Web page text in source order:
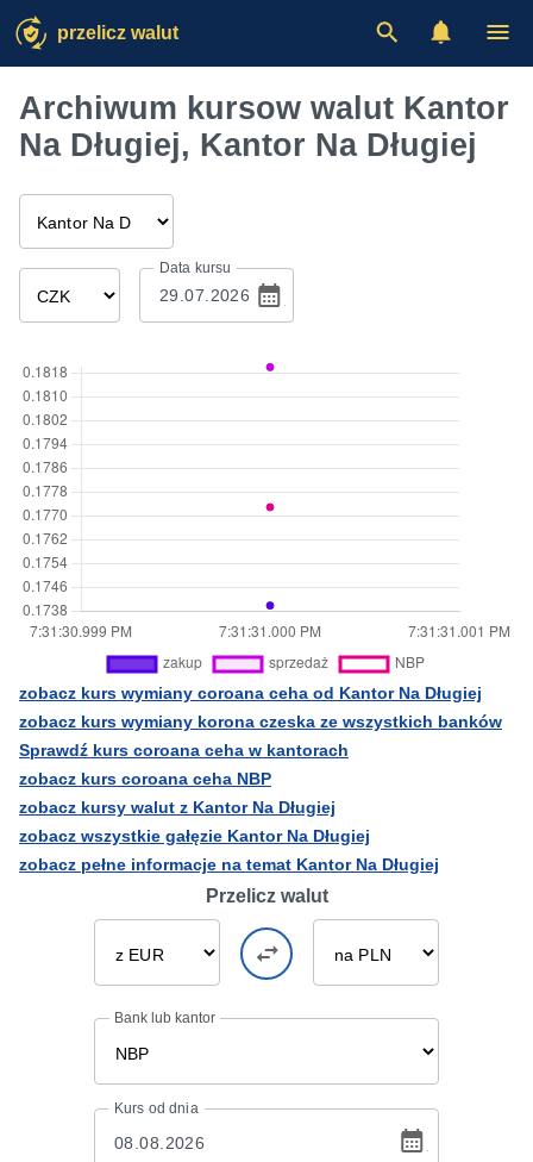
przelicz walut
Archiwum kursow walut Kantor
Na Długiej, Kantor Na Długiej
Data kursu
zobacz kurs wymiany coroana ceha od Kantor Na Długiej
zobacz kurs wymiany korona czeska ze wszystkich banków
Sprawdź kurs coroana ceha w kantorach
zobacz kurs coroana ceha NBP
zobacz kursy walut z Kantor Na Długiej
zobacz wszystkie gałęzie Kantor Na Długiej
zobacz pełne informacje na temat Kantor Na Długiej
Przelicz walut
Bank lub kantor
Kurs od dnia